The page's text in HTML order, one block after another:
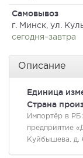
Самовывоз
г. Минск, ул.
сегодня–завтра
Описание
Единица
Страна
Импортёр в РБ:
предприятие
Куйбышева, д.